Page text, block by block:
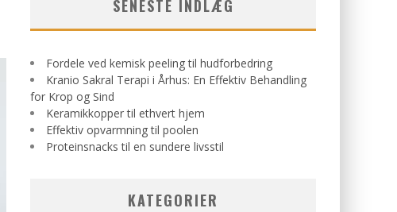
SENESTE INDLÆG
Fordele ved kemisk peeling til hudforbedring
Kranio Sakral Terapi i Århus: En Effektiv Behandling
for Krop og Sind
Keramikkopper til ethvert hjem
Effektiv opvarmning til poolen
Proteinsnacks til en sundere livsstil
KATEGORIER